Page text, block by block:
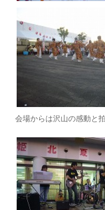
会場からは沢山の感動と